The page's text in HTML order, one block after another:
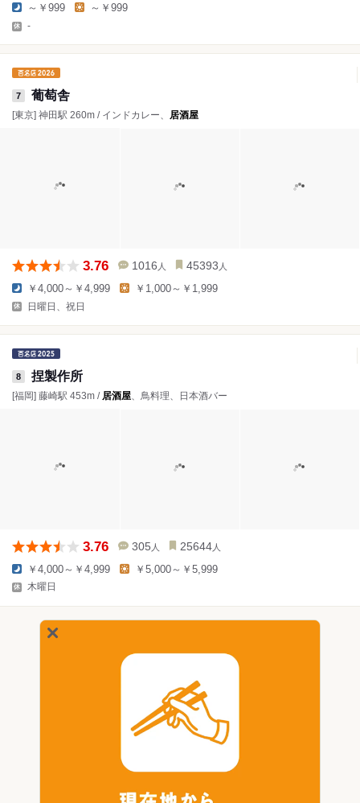
～￥999 ～￥999
-
7 葡萄舎
[東京] 神田駅 260m / インドカレー、 居酒屋
3.76 1016 人 45393 人
￥4,000～￥4,999 ￥1,000～￥1,999
日曜日、祝日
8 捏製作所
[福岡] 藤崎駅 453m / 居酒屋 、鳥料理、日本酒バー
3.76 305 人 25644 人
￥4,000～￥4,999 ￥5,000～￥5,999
木曜日